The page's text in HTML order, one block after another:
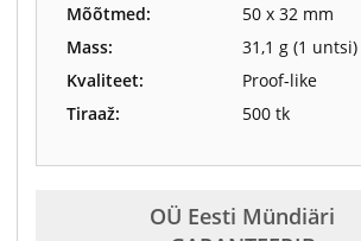
Mõõtmed:
50 x 32 mm
Mass:
31,1 g (1 untsi)
Kvaliteet:
Proof-like
Tiraaž:
500 tk
OÜ Eesti Mündiäri